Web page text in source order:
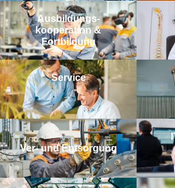
Aus­bildungs­­
kooperation &
Fortbildung
Service
Ver- und Entsorgung